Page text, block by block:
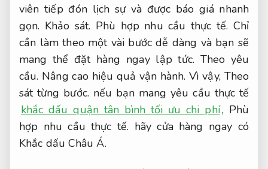
viên tiếp đón lịch sự và được báo giá nhanh
gọn. Khảo sát. Phù hợp nhu cầu thực tế. Chỉ
cần làm theo một vài bước dễ dàng và bạn sẽ
mang thể đặt hàng ngay lập tức. Theo yêu
cầu. Nâng cao hiệu quả vận hành. Vì vậy, Theo
sát từng bước. nếu bạn mang yêu cầu thực tế
khắc dấu quận tân bình tối ưu chi phí, Phù
hợp nhu cầu thực tế. hãy cửa hàng ngay có
Khắc dấu Châu Á.